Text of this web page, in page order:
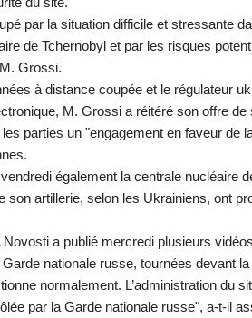
par la situation difficile et stressante
de Tchernobyl et par les risques
Grossi.
à distance coupée et le régulateur
M. Grossi a réitéré son offre
parties un "engagement en faveur de
également la centrale nucléaire
son artillerie, selon les Ukrainiens, ont
Novosti a publié mercredi plusieurs
nationale russe, tournées devant
normalement. L’administration du
par la Garde nationale russe", a-t-il